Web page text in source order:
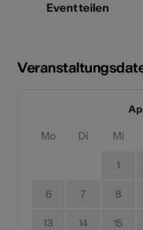
Event teilen
Mo Di Mi
1
6 7 8
13 14 15